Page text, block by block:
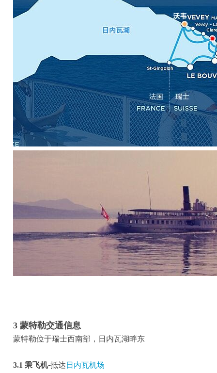
3 蒙特勒交通信息
蒙特勒位于瑞士西南部，日内瓦湖畔东
3.1 乘飞机-抵达 日内瓦机场